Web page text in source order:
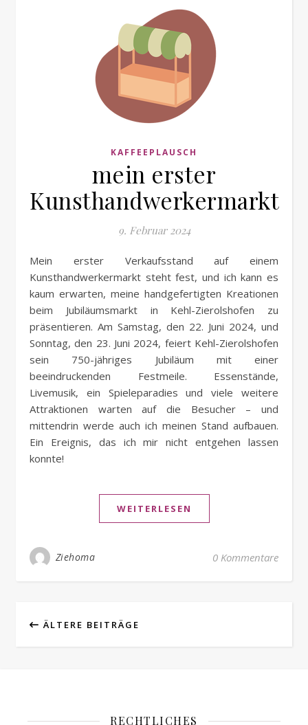
KAFFEEPLAUSCH
mein erster
Kunsthandwerkermarkt
9. Februar 2024
Mein erster Verkaufsstand auf einem
Kunsthandwerkermarkt steht fest, und ich kann es
kaum erwarten, meine handgefertigten Kreationen
beim Jubiläumsmarkt in Kehl-Zierolshofen zu
präsentieren. Am Samstag, den 22. Juni 2024, und
Sonntag, den 23. Juni 2024, feiert Kehl-Zierolshofen
sein 750-jähriges Jubiläum mit einer
beeindruckenden Festmeile. Essenstände,
Livemusik, ein Spieleparadies und viele weitere
Attraktionen warten auf die Besucher – und
mittendrin werde auch ich meinen Stand aufbauen.
Ein Ereignis, das ich mir nicht entgehen lassen
konnte!
WEITERLESEN
Ziehoma 0 Kommentare
ÄLTERE BEITRÄGE
RECHTLICHES